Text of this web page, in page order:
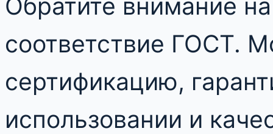
соответствие ГОСТ.
сертификацию,
использовании и